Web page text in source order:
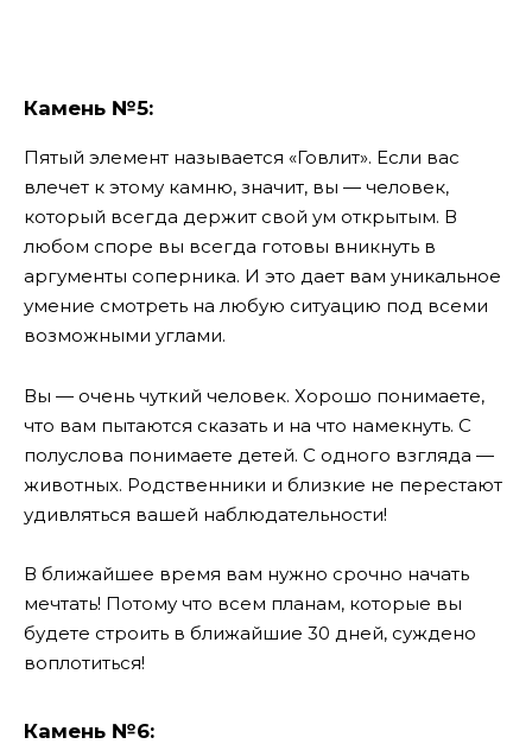
Камень №5:
Пятый элемент называется «Говлит». Если вас
влечет к этому камню, значит, вы — человек,
который всегда держит свой ум открытым. В
любом споре вы всегда готовы вникнуть в
аргументы соперника. И это дает вам уникальное
умение смотреть на любую ситуацию под всеми
возможными углами.
Вы — очень чуткий человек. Хорошо понимаете,
что вам пытаются сказать и на что намекнуть. С
полуслова понимаете детей. С одного взгляда —
животных. Родственники и близкие не перестают
удивляться вашей наблюдательности!
В ближайшее время вам нужно срочно начать
мечтать! Потому что всем планам, которые вы
будете строить в ближайшие 30 дней, суждено
воплотиться!
Камень №6: